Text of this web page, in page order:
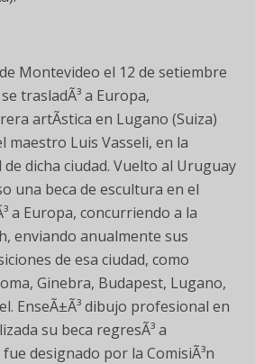
Montevideo el 12 de setiembre
trasladÃ³ a Europa,
artÃ­stica en Lugano (Suiza)
maestro Luis Vasseli, en la
dicha ciudad. Vuelto al Uruguay
una beca de escultura en el
a Europa, concurriendo a la
enviando anualmente sus
de esa ciudad, como
Ginebra, Budapest, Lugano,
EnseÃ±Ã³ dibujo profesional en
su beca regresÃ³ a
designado por la ComisiÃ³n